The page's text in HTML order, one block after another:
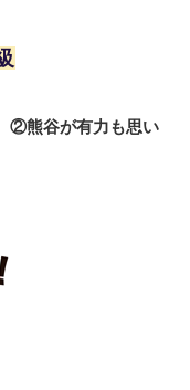
②熊谷が有力も思い